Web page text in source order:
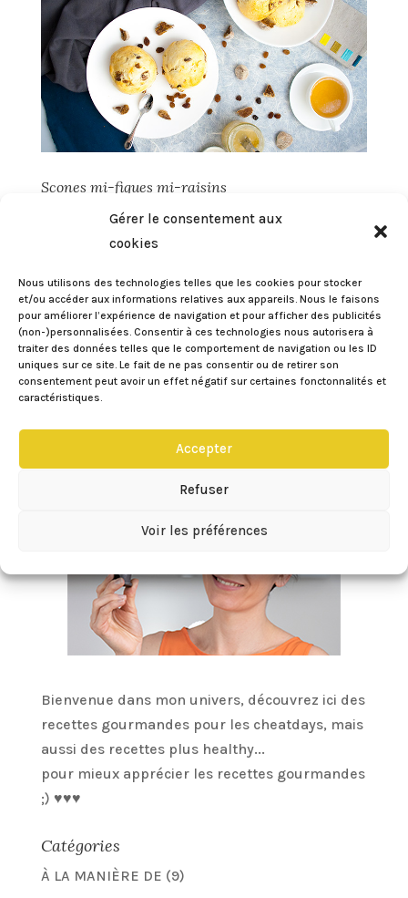
Gérer le consentement aux
cookies
Nous utilisons des technologies telles que les cookies pour stocker
et/ou accéder aux informations relatives aux appareils. Nous le faisons
pour améliorer l’expérience de navigation et pour afficher des publicités
(non-)personnalisées. Consentir à ces technologies nous autorisera à
traiter des données telles que le comportement de navigation ou les ID
uniques sur ce site. Le fait de ne pas consentir ou de retirer son
consentement peut avoir un effet négatif sur certaines fonctonnalités et
caractéristiques.
Accepter
Refuser
Voir les préférences
Scones mi-figues mi-raisins
Voici une recette de délicieux scones figues-
raisins. Je les adore, ils se dégustent même
nature. Un peu croquant sur l’extérieur,
moelleux à l’intérieur. Je vous avais déjà
proposé une très bonne recette de scones de
Jamie Oliver avec un petit goût...
Bienvenue dans mon univers, découvrez ici des
recettes gourmandes pour les cheatdays, mais
aussi des recettes plus healthy...
pour mieux apprécier les recettes gourmandes
;) ♥♥♥
Catégories
À LA MANIÈRE DE (9)